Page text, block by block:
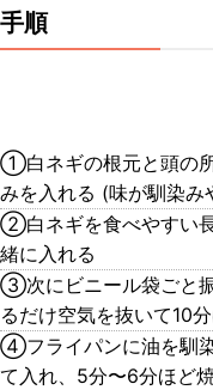
手順
①白ネギの根元と頭の
みを入れる (味が馴染み
②白ネギを食べやすい
緒に入れる
③次にビニール袋ごと
るだけ空気を抜いて10
④フライパンに油を馴
て入れ、5分〜6分ほど